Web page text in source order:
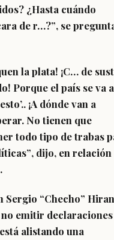
¿Hasta cuándo
de r…?”, se
la plata! ¡C… de
Porque el país se va
¡A dónde van a
No tienen que
todo tipo de trabas
, dijo, en relación
Sergio “Checho”
emitir
alistando una